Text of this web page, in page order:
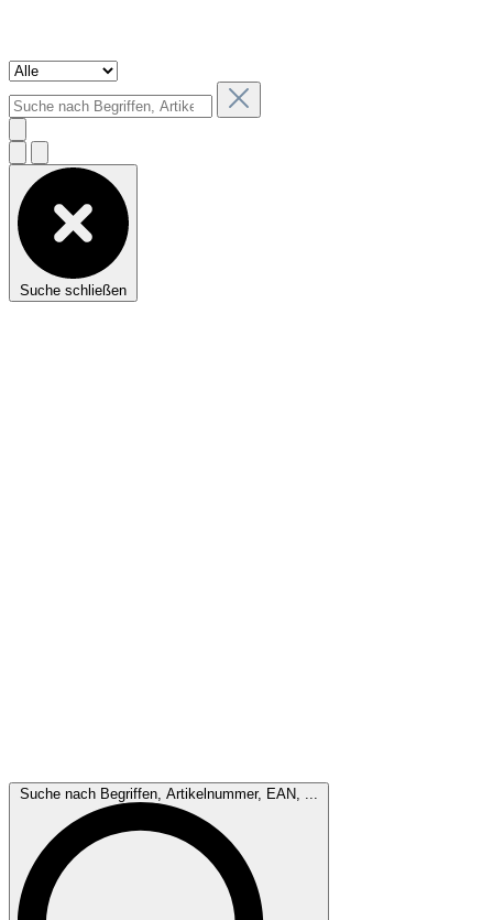
Suche schließen
Suche nach Begriffen, Artikelnummer, EAN, ...